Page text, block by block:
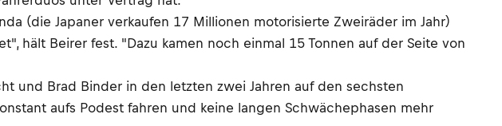
(die Japaner verkaufen 17 Millionen motorisierte Zweiräder im Jahr)
hält Beirer fest. "Dazu kamen noch einmal 15 Tonnen auf der Seite von
und Brad Binder in den letzten zwei Jahren auf den sechsten
aufs Podest fahren und keine langen Schwächephasen mehr